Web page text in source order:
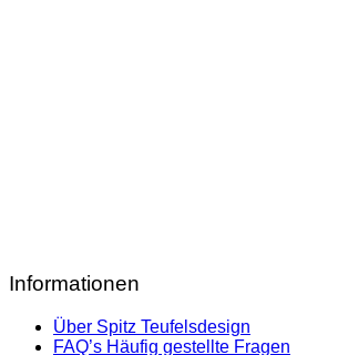
Informationen
Über Spitz Teufelsdesign
FAQ’s Häufig gestellte Fragen